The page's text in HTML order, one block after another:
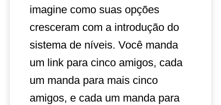
imagine como suas opções
cresceram com a introdução do
sistema de níveis. Você manda
um link para cinco amigos, cada
um manda para mais cinco
amigos, e cada um manda para